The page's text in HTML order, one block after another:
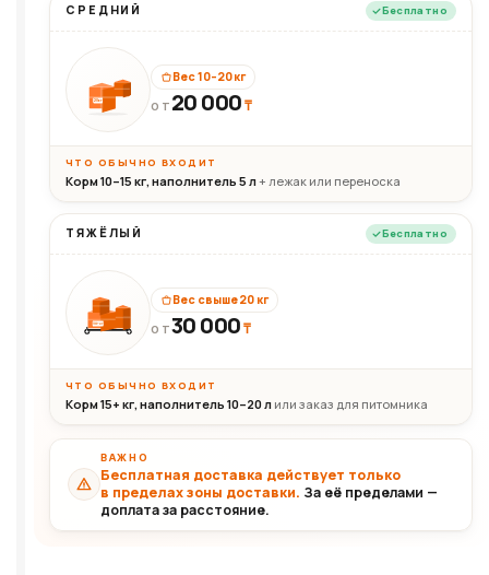
СРЕДНИЙ Бесплатно
20кг
Вес 10–20 кг
ОТ 20 000₸
ЧТО ОБЫЧНО ВХОДИТ
Корм 10–15 кг, наполнитель 5 л+ лежак или переноска
ТЯЖЁЛЫЙ Бесплатно
30+кг
Вес свыше 20 кг
ОТ30 000₸
ЧТО ОБЫЧНО ВХОДИТ
Корм 15+ кг, наполнитель 10–20 л или заказ для питомника
ВАЖНО
Бесплатная доставка действует только
в пределах зоны доставки. За её пределами —
доплата за расстояние.